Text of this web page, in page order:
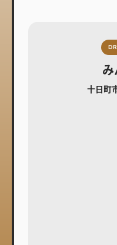
十日町